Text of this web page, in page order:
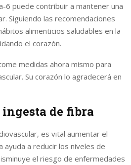
6 puede contribuir a mantener una
Siguiendo las recomendaciones
alimenticios saludables en la
el corazón.
medidas ahora mismo para
Su corazón lo agradecerá en
de fibra
es vital aumentar el
ayuda a reducir los niveles de
el riesgo de enfermedades